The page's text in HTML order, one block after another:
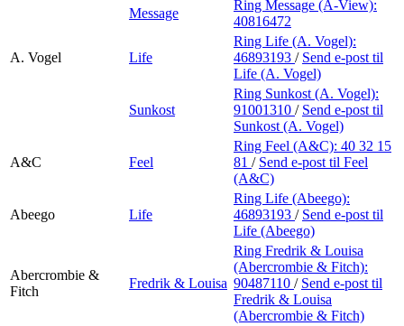
Message
Ring Message (A-View):
40816472
A. Vogel Life
Ring Life (A. Vogel):
46893193 / Send e-post til
Life (A. Vogel)
Sunkost
Ring Sunkost (A. Vogel):
91001310 / Send e-post til
Sunkost (A. Vogel)
A&C Feel
Ring Feel (A&C): 40 32 15
81 / Send e-post til Feel
(A&C)
Abeego Life
Ring Life (Abeego):
46893193 / Send e-post til
Life (Abeego)
Abercrombie &
Fitch
Fredrik & Louisa
Ring Fredrik & Louisa
(Abercrombie & Fitch):
90487110 / Send e-post til
Fredrik & Louisa
(Abercrombie & Fitch)